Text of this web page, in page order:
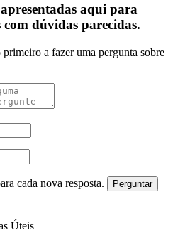
aqui para
dúvidas parecidas.
a fazer uma pergunta sobre
cada nova resposta.
Úteis